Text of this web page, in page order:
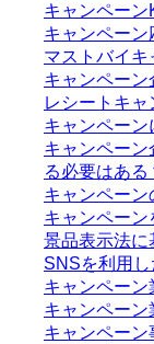
キャンペーン
キャンペー
マストバイキ
キャンペーン
レシートキャ
キャンペー
キャンペー
る必要はある
キャンペー
キャンペー
景品表示法に
SNSを利用
キャンペー
キャンペー
キャンペー